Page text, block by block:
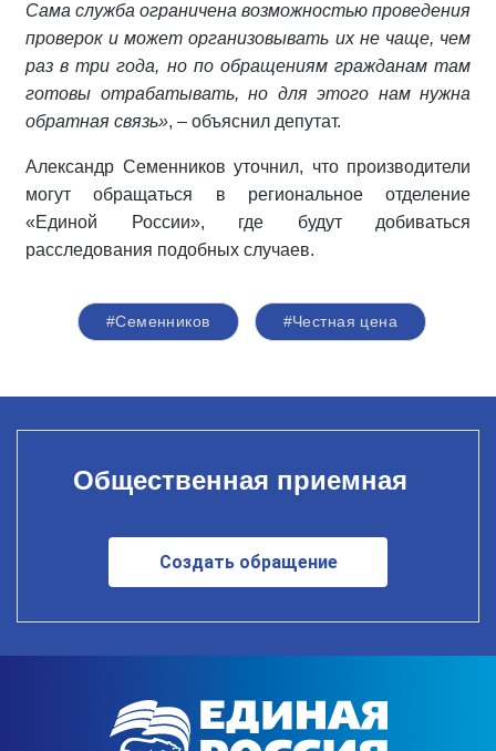
Сама служба ограничена возможностью проведения
проверок и может организовывать их не чаще, чем
раз в три года, но по обращениям гражданам там
готовы отрабатывать, но для этого нам нужна
обратная связь», – объяснил депутат.
Александр Семенников уточнил, что производители
могут обращаться в региональное отделение
«Единой России», где будут добиваться
расследования подобных случаев.
#Семенников #Честная цена
Общественная приемная
Создать обращение